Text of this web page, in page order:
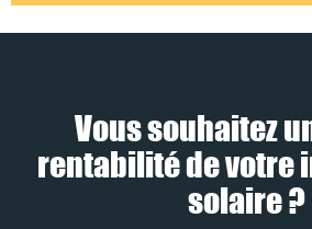
Vous souhaitez
rentabilité de votre
solaire ?